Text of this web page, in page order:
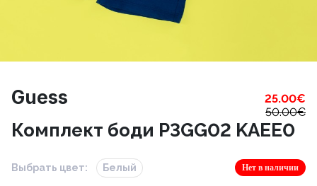
Guess 25.00€
50.00€
Комплект боди P3GG02 KAEE0
Выбрать цвет: Белый Нет в наличии